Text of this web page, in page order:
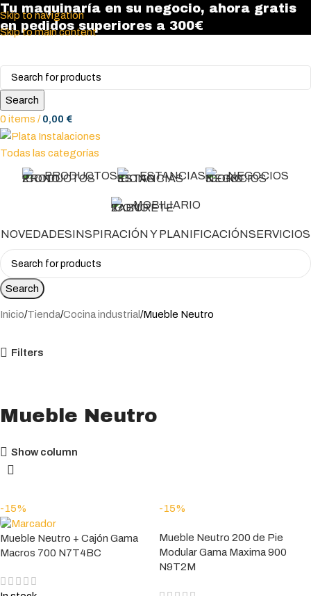
Skip to navigation
Skip to main content
Tu maquinaría en su negocio, ahora gratis
en pedidos superiores a 300€
Search
0 items / 0,00 €
Todas las categorías
PRODUCTOS ESTANCIAS NEGOCIOS
MOBILIARIO
NOVEDADESINSPIRACIÓN Y PLANIFICACIÓNSERVICIOS
Search
Inicio Tienda Cocina industrial Mueble Neutro
Filters
Mueble Neutro
Show column
-15%
Mueble Neutro + Cajón Gama
Macros 700 N7T4BC
-15%
Mueble Neutro 200 de Pie
Modular Gama Maxima 900
N9T2M